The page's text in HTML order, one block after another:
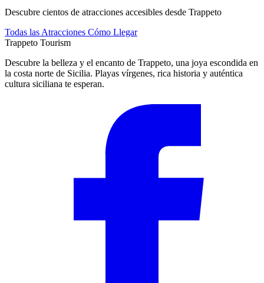
Descubre cientos de atracciones accesibles desde Trappeto
Todas las Atracciones Cómo Llegar
Trappeto Tourism
Descubre la belleza y el encanto de Trappeto, una joya escondida en
la costa norte de Sicilia. Playas vírgenes, rica historia y auténtica
cultura siciliana te esperan.